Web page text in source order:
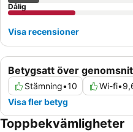
Betygsatt över
Stämning•10 Wi-fi•
Visa fler betyg
Dålig
Visa recensioner
Toppbekvämligheter